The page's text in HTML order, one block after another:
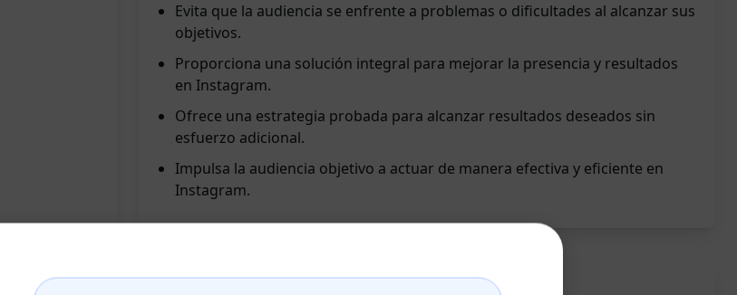
Evita que la audiencia se enfrente a problemas o dificultades al alcanzar sus
objetivos.
Proporciona una solución integral para mejorar la presencia y resultados
en Instagram.
Ofrece una estrategia probada para alcanzar resultados deseados sin
esfuerzo adicional.
Impulsa la audiencia objetivo a actuar de manera efectiva y eficiente en
Instagram.